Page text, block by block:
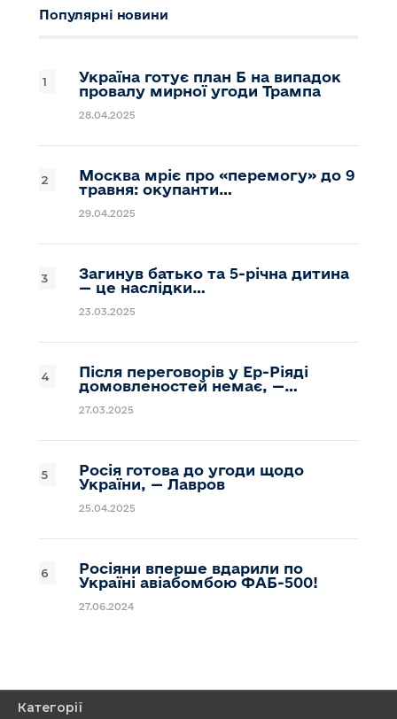
Популярні новини
Україна готує план Б на випадок
провалу мирної угоди Трампа
28.04.2025
Москва мріє про «перемогу» до 9
травня: окупанти…
29.04.2025
Загинув батько та 5-річна дитина
— це наслідки…
23.03.2025
Після переговорів у Ер-Ріяді
домовленостей немає, —…
27.03.2025
Росія готова до угоди щодо
України, — Лавров
25.04.2025
Росіяни вперше вдарили по
Україні авіабомбою ФАБ-500!
27.06.2024
Категорії